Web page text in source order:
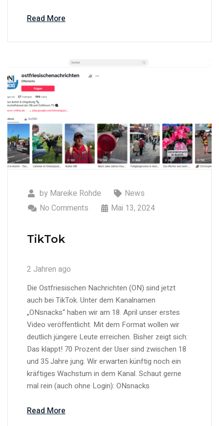
Read More
by Mareike Rohde
News
No Comments
Mai 13, 2024
TikTok
2 Jahren ago
Die Ostfriesischen Nachrichten (ON) sind jetzt
auch bei TikTok. Unter dem Kanalnamen
„ONsnacks“ haben wir am 18. April unser erstes
Video veröffentlicht. Mit dem Format wollen wir
deutlich jüngere Leute erreichen. Bisher zeigt sich:
Das klappt! 70 Prozent der User sind zwischen 18
und 35 Jahre jung. Wir erwarten künftig noch ein
kräftiges Wachstum in dem Kanal. Schaut gerne
mal rein (auch ohne Login): ONsnacks
Read More